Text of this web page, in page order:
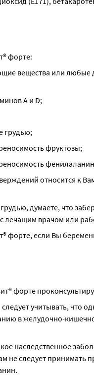
форте:
вещества или
А и D;
грудью;
фруктозы;
относится к
думаете, что
лечащим врачом или
форте, если Вы
форте
учитывать, что
в желудочно-
наследственное
следует принимать